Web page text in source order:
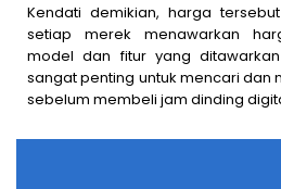
Kendati demikian, harga
setiap merek menawarkan
model dan fitur yang
sangat penting untuk mencari dan
sebelum membeli jam dinding